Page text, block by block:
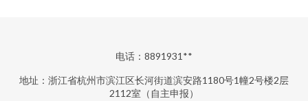
电话：8891931**
地址：浙江省杭州市滨江区长河街道滨安路1180号1幢2号楼2层
2112室（自主申报）